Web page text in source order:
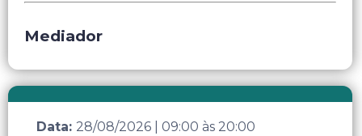
Mediador
Data: 28/08/2026 09:00 às 20:00